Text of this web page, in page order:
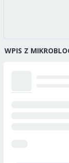
WPIS Z